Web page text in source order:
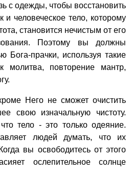
с одежды, чтобы восстановить
человеческое тело, которому
становится нечистым от его
Поэтому вы должны
Бога-прачки, используя такие
молитва, повторение мантр,
Него не сможет очистить
свою изначальную чистоту.
тело - это только одеяние.
людей думать, что их
вы освободитесь от этого
ослепительное солнце